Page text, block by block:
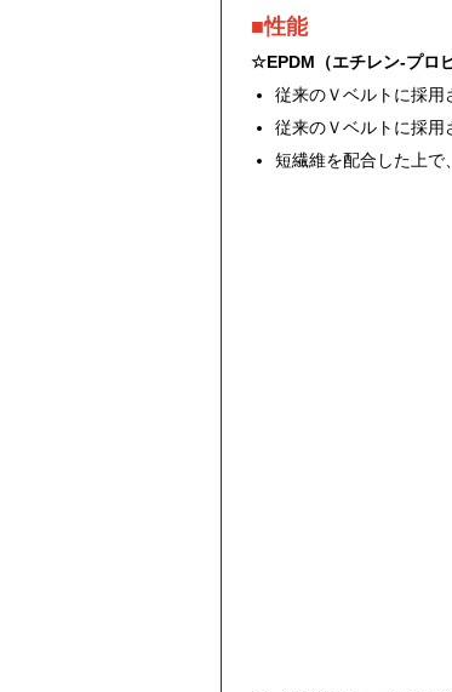
■性能
☆EPDM（エチレン-プロ
従来のＶベルトに採用
従来のＶベルトに採用
短繊維を配合した上で